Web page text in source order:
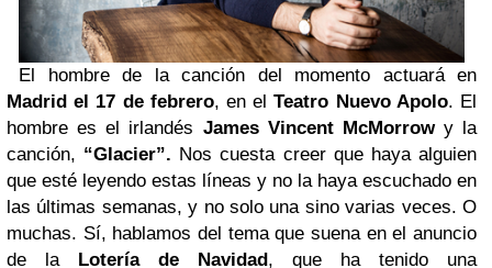
El hombre de la canción del momento actuará en
Madrid el 17 de febrero, en elTeatro Nuevo Apolo. El
hombre es el irlandés James Vincent McMorrowy la
canción, “Glacier”. Nos cuesta creer que haya alguien
que esté leyendo estas líneas y no la haya escuchado en
las últimas semanas, y no solo una sino varias veces. O
muchas. Sí, hablamos del tema que suena en el anuncio
de la
Lotería de Navidad , que ha tenido una